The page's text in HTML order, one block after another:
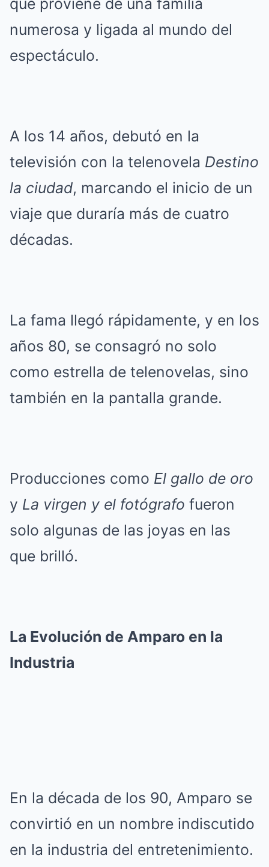
que proviene de una familia
numerosa y ligada al mundo del
espectáculo.
A los 14 años, debutó en la
televisión con la telenovela Destino
la ciudad, marcando el inicio de un
viaje que duraría más de cuatro
décadas.
La fama llegó rápidamente, y en los
años 80, se consagró no solo
como estrella de telenovelas, sino
también en la pantalla grande.
Producciones como El gallo de oro
y La virgen y el fotógrafo fueron
solo algunas de las joyas en las
que brilló.
La Evolución de Amparo en la
Industria
En la década de los 90, Amparo se
convirtió en un nombre indiscutido
en la industria del entretenimiento.